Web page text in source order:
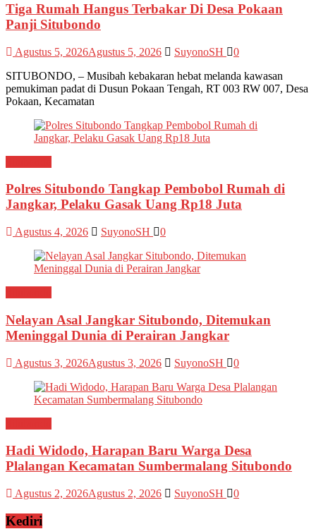
Tiga Rumah Hangus Terbakar Di Desa Pokaan
Panji Situbondo
Agustus 5, 2026Agustus 5, 2026 SuyonoSH
0
SITUBONDO, – Musibah kebakaran hebat melanda kawasan
pemukiman padat di Dusun Pokaan Tengah, RT 003 RW 007, Desa
Pokaan, Kecamatan
Polres Situbondo Tangkap Pembobol Rumah di
Jangkar, Pelaku Gasak Uang Rp18 Juta
Agustus 4, 2026 SuyonoSH 0
Nelayan Asal Jangkar Situbondo, Ditemukan
Meninggal Dunia di Perairan Jangkar
Agustus 3, 2026Agustus 3, 2026 SuyonoSH 0
Hadi Widodo, Harapan Baru Warga Desa
Plalangan Kecamatan Sumbermalang Situbondo
Agustus 2, 2026Agustus 2, 2026 SuyonoSH 0
Kediri